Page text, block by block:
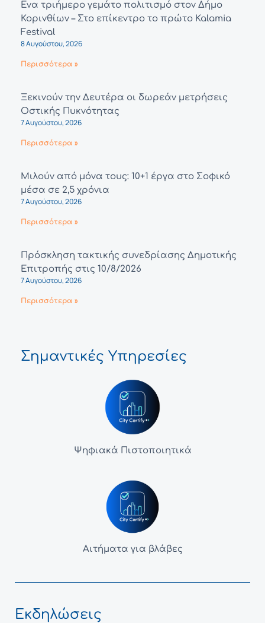
Ένα τριήμερο γεμάτο πολιτισμό στον Δήμο
Κορινθίων – Στο επίκεντρο το πρώτο Kalamia
Festival
8 Αυγούστου, 2026
Περισσότερα »
Ξεκινούν την Δευτέρα οι δωρεάν μετρήσεις
Οστικής Πυκνότητας
7 Αυγούστου, 2026
Περισσότερα »
Μιλούν από μόνα τους: 10+1 έργα στο Σοφικό
μέσα σε 2,5 χρόνια
7 Αυγούστου, 2026
Περισσότερα »
Πρόσκληση τακτικής συνεδρίασης Δημοτικής
Επιτροπής στις 10/8/2026
7 Αυγούστου, 2026
Περισσότερα »
Σημαντικές Υπηρεσίες
Ψηφιακά Πιστοποιητικά
Αιτήματα για βλάβες
Εκδηλώσεις